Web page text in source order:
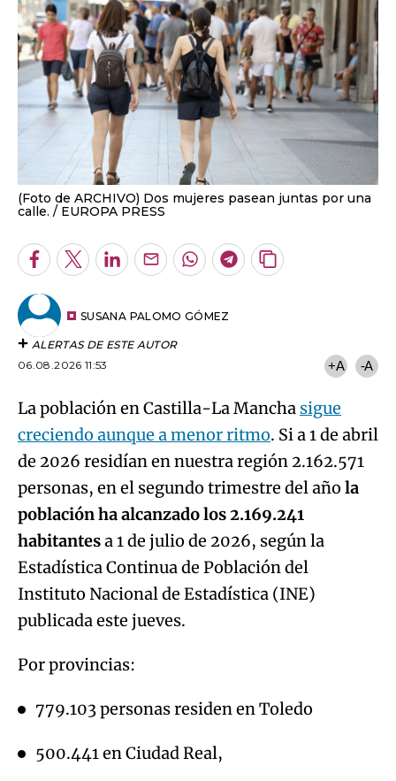
(Foto de ARCHIVO) Dos mujeres pasean juntas por una
calle.
EUROPA PRESS
Facebook
TwitterLinkedInEnviarWhatsapp
Telegram
Copiar
SUSANA PALOMO GÓMEZ
ALERTAS DE ESTE AUTOR
06.08.2026 11:53
+A -A
La población en Castilla-La Mancha sigue
creciendo aunque a menor ritmo. Si a 1 de abril
de 2026 residían en nuestra región 2.162.571
personas, en el segundo trimestre del año la
población ha alcanzado los 2.169.241
habitantesa 1 de julio de 2026, según la
Estadística Continua de Población del
Instituto Nacional de Estadística (INE)
publicada este jueves.
Por provincias:
779.103 personas residen en Toledo
500.441 en Ciudad Real,